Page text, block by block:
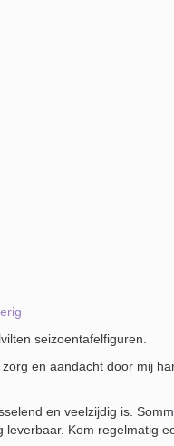
seizoentafelfiguren.
en aandacht door mij
en veelzijdig is.
Kom regelmatig